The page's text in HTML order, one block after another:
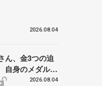
2026.08.04
ん、金3つの迫
身のメダルは
？」 〝リス兄
2026.08.04